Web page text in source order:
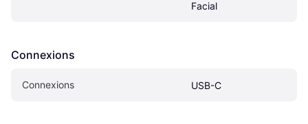
Facial
Connexions
Connexions USB-C